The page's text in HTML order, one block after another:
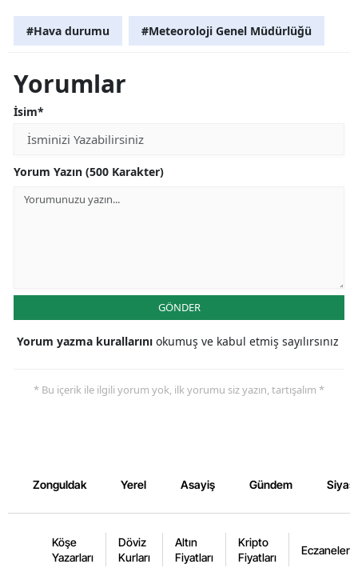
#Hava durumu #Meteoroloji Genel Müdürlüğü
Yorumlar
İsim*
Yorum Yazın (500 Karakter)
GÖNDER
Yorum yazma kurallarını okumuş ve kabul etmiş sayılırsınız
* Bu içerik ile ilgili yorum yok, ilk yorumu siz yazın, tartışalım *
Zonguldak Yerel Asayiş Gündem
Köşe
Yazarları
Döviz
Kurları
Altın
Fiyatları
Kripto
Fiyatları
Eczaneler